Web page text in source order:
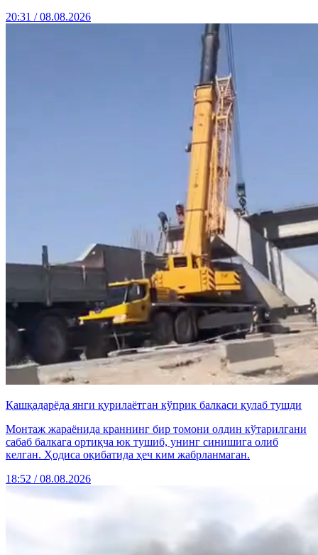
20:31 / 08.08.2026
Қашқадарёда янги қурилаётган кўприк балкаси қулаб тушди
Монтаж жараёнида краннинг бир томони олдин кўтарилгани
сабаб балкага ортиқча юк тушиб, унинг синишига олиб
келган. Ҳодиса оқибатида ҳеч ким жабрланмаган.
18:52 / 08.08.2026